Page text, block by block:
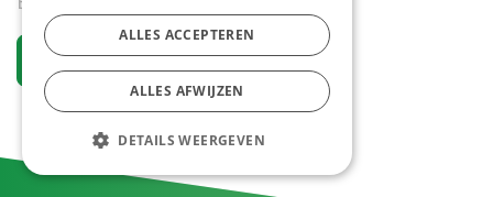
Vraag een account aan
ALLES ACCEPTEREN
ALLES AFWIJZEN
DETAILS WEERGEVEN